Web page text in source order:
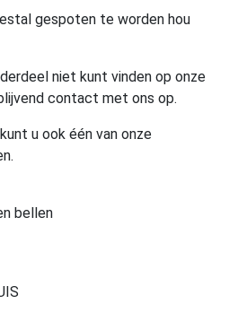
gespoten te worden hou
niet kunt vinden op onze
contact met ons op.
u ook één van onze
bellen